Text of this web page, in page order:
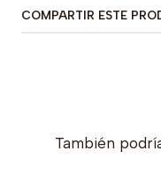
COMPARTIR ESTE
También